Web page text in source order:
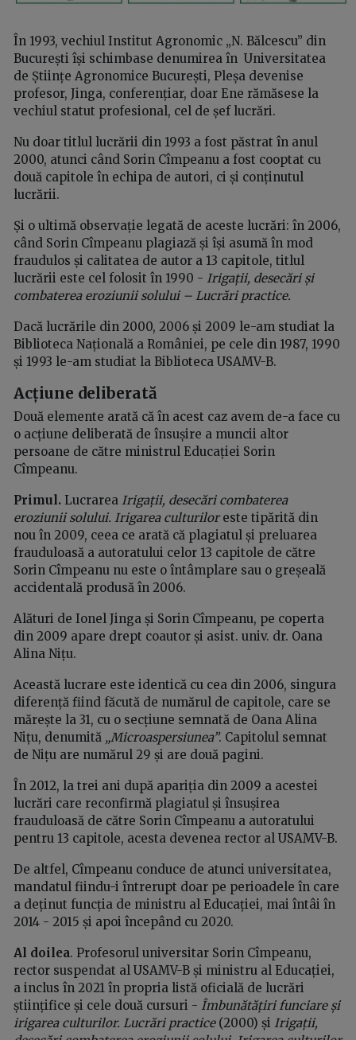
În 1993, vechiul Institut Agronomic „N. Bălcescu” din
București își schimbase denumirea în Universitatea
de Științe Agronomice București, Pleșa devenise
profesor, Jinga, conferențiar, doar Ene rămăsese la
vechiul statut profesional, cel de șef lucrări.
Nu doar titlul lucrării din 1993 a fost păstrat în anul
2000, atunci când Sorin Cîmpeanu a fost cooptat cu
două capitole în echipa de autori, ci și conținutul
lucrării.
Și o ultimă observație legată de aceste lucrări: în 2006,
când Sorin Cîmpeanu plagiază și își asumă în mod
fraudulos și calitatea de autor a 13 capitole, titlul
lucrării este cel folosit în 1990 - Irigații, desecări și
combaterea eroziunii solului – Lucrări practice.
Dacă lucrările din 2000, 2006 și 2009 le-am studiat la
Biblioteca Națională a României, pe cele din 1987, 1990
și 1993 le-am studiat la Biblioteca USAMV-B.
Acțiune deliberată
Două elemente arată că în acest caz avem de-a face cu
o acțiune deliberată de însușire a muncii altor
persoane de către ministrul Educației Sorin
Cîmpeanu.
Primul. Lucrarea Irigații, desecări combaterea
eroziunii solului. Irigarea culturiloreste tipărită din
nou în 2009, ceea ce arată că plagiatul și preluarea
frauduloasă a autoratului celor 13 capitole de către
Sorin Cîmpeanu nu este o întâmplare sau o greșeală
accidentală produsă în 2006.
Alături de Ionel Jinga și Sorin Cîmpeanu, pe coperta
din 2009 apare drept coautor și asist. univ. dr. Oana
Alina Nițu.
Această lucrare este identică cu cea din 2006, singura
diferență fiind făcută de numărul de capitole, care se
mărește la 31, cu o secțiune semnată de Oana Alina
Nițu, denumită „Microaspersiunea”. Capitolul semnat
de Nițu are numărul 29 și are două pagini.
În 2012, la trei ani după apariția din 2009 a acestei
lucrări care reconfirmă plagiatul și însușirea
frauduloasă de către Sorin Cîmpeanu a autoratului
pentru 13 capitole, acesta devenea rector al USAMV-B.
De altfel, Cîmpeanu conduce de atunci universitatea,
mandatul fiindu-i întrerupt doar pe perioadele în care
a deținut funcția de ministru al Educației, mai întâi în
2014 - 2015 și apoi începând cu 2020.
Al doilea. Profesorul universitar Sorin Cîmpeanu,
rector suspendat al USAMV-B și ministru al Educației,
a inclus în 2021 în propria listă oficială de lucrări
științifice și cele două cursuri - Îmbunătățiri funciare și
irigarea culturilor. Lucrări practice(2000) și Irigații,